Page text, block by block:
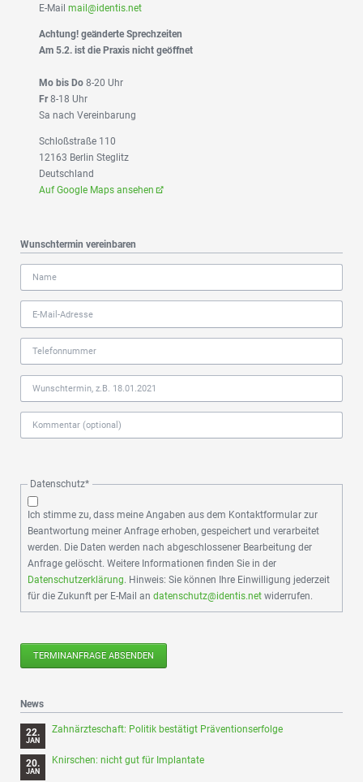
E-Mail mail@identis.net
Achtung! geänderte Sprechzeiten
Am 5.2. ist die Praxis nicht geöffnet
Mo bis Do8-20 Uhr
Fr8-18 Uhr
Sa nach Vereinbarung
Schloßstraße 110
12163 Berlin Steglitz
Deutschland
Auf Google Maps ansehen
Wunschtermin vereinbaren
Pflichtfeld
Datenschutz*
Ich stimme zu, dass meine Angaben aus dem Kontaktformular zur
Beantwortung meiner Anfrage erhoben, gespeichert und verarbeitet
werden. Die Daten werden nach abgeschlossener Bearbeitung der
Anfrage gelöscht. Weitere Informationen finden Sie in der
Datenschutzerklärung. Hinweis: Sie können Ihre Einwilligung jederzeit
für die Zukunft per E-Mail an datenschutz@identis.netwiderrufen.
TERMINANFRAGE ABSENDEN
News
22.
JAN
Zahnärzteschaft: Politik bestätigt Präventionserfolge
20.
JAN
Knirschen: nicht gut für Implantate